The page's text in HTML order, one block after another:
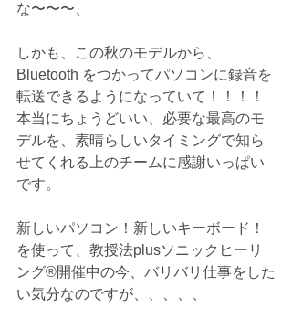
な〜〜〜、
しかも、この秋のモデルから、
Bluetooth をつかってパソコンに録音を
転送できるようになっていて！！！！
本当にちょうどいい、必要な最高のモ
デルを、素晴らしいタイミングで知ら
せてくれる上のチームに感謝いっぱい
です。
新しいパソコン！新しいキーボード！
を使って、教授法plusソニックヒーリ
ング®️開催中の今、バリバリ仕事をした
い気分なのですが、、、、、